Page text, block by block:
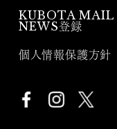
KUBOTA MAIL
NEWS登録
個人情報保護方針